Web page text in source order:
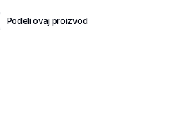
Podeli ovaj proizvod